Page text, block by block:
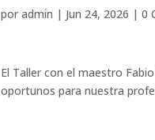
poradmin | Jun 24, 2026 |0
El Taller con el maestro
oportunos para nuestra